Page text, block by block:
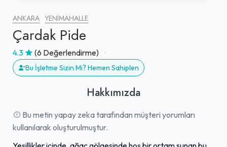
ANKARA YENIMAHALLE
Çardak Pide
4.3 (6 Değerlendirme)
Bu İşletme Sizin Mi? Hemen Sahiplen
Hakkımızda
Bu metin yapay zeka tarafından müşteri yorumları
kullanılarak oluşturulmuştur.